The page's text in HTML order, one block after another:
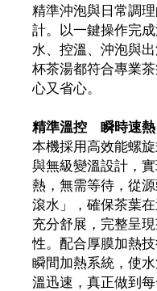
精準沖泡與日常調
計。以一鍵操作完
水、控溫、沖泡與
杯茶湯都符合專業
心又省心。
精準溫控 瞬時速熱
本機採用高效能螺
與無級變溫設計，
熱，無需等待，從
滾水」，確保茶葉
充分舒展，完整呈
性。配合厚膜加熱
瞬間加熱系統，使
溫迅速，真正做到